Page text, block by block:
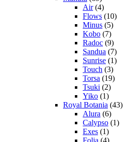
Air (4)
Flows (10)
Minus (5)
Kobo (7)
Radoc (9)
Sandua (7)
Sunrise (1)
Touch (3)
Torsa (19)
Tsuki (2)
Yiko (1)
Royal Botania (43)
Alura (6)
Calypso (1)
Exes (1)